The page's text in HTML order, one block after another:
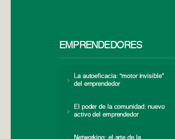
EMPRENDEDORES
La autoeficacia: “motor invisible”
del emprendedor
El poder de la comunidad: nuevo
activo del emprendedor
Networking: el arte de la